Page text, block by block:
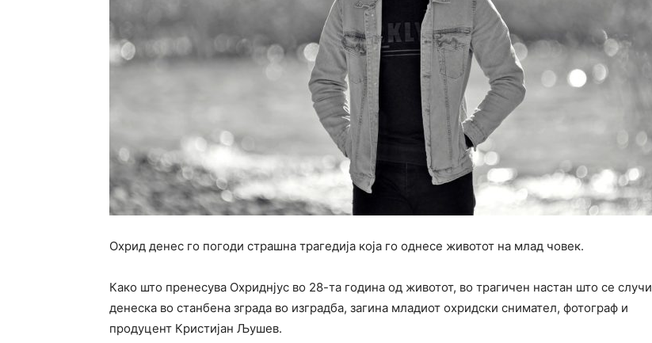
Охрид денес го погоди страшна трагедија која го однесе животот на млад човек.
Како што пренесува Охриднјус во 28-та година од животот, во трагичен настан што се случи
денеска во станбена зграда во изградба, загина младиот охридски снимател, фотограф и
продуцент Кристијан Љушев.